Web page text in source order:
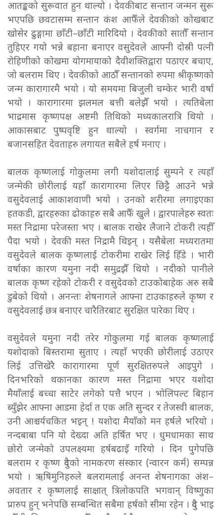
आतङ्कको सुरूवात हुन थाल्यो । देवकीबाट सन्तान जन्मन सुरू
भएपछि छवटासम्म सन्तान कंश आफैँले देवकीको कोखबाट
खोसेर ढुङ्गामा छाँटी–छाँटी मारिदियो । देवकीको सातौँ सन्तान
तुहिएर गयो भन्ने बहाना बनाएर वसुदेवले आफ्नी दोस्री पत्नी
रोहिणीको कोखमा योगमायाको दैवीशक्तिद्वारा पठाएर बचाए,
जो बलराम थिए । देवकीको आठौँ सन्तानको रुपमा श्रीकृष्णको
जन्म कारागारमै भयो । यो समयमा बिजुली चम्केर भारी वर्षा
भयो । कारागारमा झलमल बत्ती बलेझैँ भयो । त्यतिबेला
भाद्रमास कृष्णपक्ष अष्टमी तिथिको मध्यकालरात्रि थियो ।
आकासबाट पुष्पवृष्टि हुन थाल्यो । स्वर्गमा नाचगान र
बजानसहित देवताहरु लगायत सबैले हर्ष मनाए ।
बालक कृष्णलाई गोकुलमा लगी यशोदालाई सुम्पने र त्यहाँ
जन्मेकी छोरीलाई यहाँ कारागारमा लिएर छिट्टै आउने भन्ने
वसुदेवलाई आकाशवाणी भयो । उनको शरीरमा लगाइएका
हतकडी, द्वारहरुका ढोकाहरु सबै आफैँ खुले । द्वारपालेहरु स्वतः
मस्त निद्रामा परेजस्ता भए । बालक राखेर लैजाने टोकरी त्यहीँ
पैदा भयो । देवकी मस्त निद्रामै थिइन् । यसैबेला मध्यरातमा
वसुदेवले बालक कृष्णलाई टोकरीमा राखेर लिई हिँडे । भारी
वर्षाका कारण यमुना नदी समुद्रझैँ थियो । नदीको पानीले
बालक कृष्ण रहेको टोकरी र वसुदेवको टाउकोबाहेक अरु सबै
डुबेको थियो । अनन्तः शेषनागले आफ्ना टाउकाहरुले कृष्ण र
वसुदेवलाई छत्र बनाएर चारैतिरबाट सुरक्षित पारेका थिए ।
वसुदेवले यमुना नदी तरेर गोकुलमा गई बालक कृष्णलाई
यशोदाको बिस्तरामा सुताए । त्यहाँ भएकी छोरीलाई उठाएर
लिई उत्तिखेरै कारागारमा पूर्ण सुरक्षितरुपले आइपुगे ।
दिनभरिको थकानका कारण मस्त निद्रामा भएर यशोदा
मैयाँलाई बच्चा साटेर लगेको पत्तै भएन । भोलिपल्ट बिहान
ब्युँझेर आफ्ना आडमा हेर्दा त एक अति सुन्दर र तेजस्वी बालक,
उनी आश्चर्यचकित भइन् ! यशोदा मैयाँको मन हर्षले भरियो ।
नन्दबाबा पनि यो देख्दा अति हर्षित भए । धुमधामका साथ
छोरो जन्मेको उपलक्ष्यमा हर्षबढाइँ गरियो । दिन पुगेपछि
बलराम र कृष्ण दुवैको नामकरण संस्कार (न्वारन कर्म) सम्पन्न
भयो । ऋषिमुनिहरुले बलरामलाई अनन्त शेषनागका अंश–
अवतार र कृष्णलाई साक्षात् त्रिलोकपति भगवान् विष्णुका
प्रारुप हुन् भनेपछि सम्बन्धित सबैमा हर्षको सीमा रहेन । दुवै भाइ